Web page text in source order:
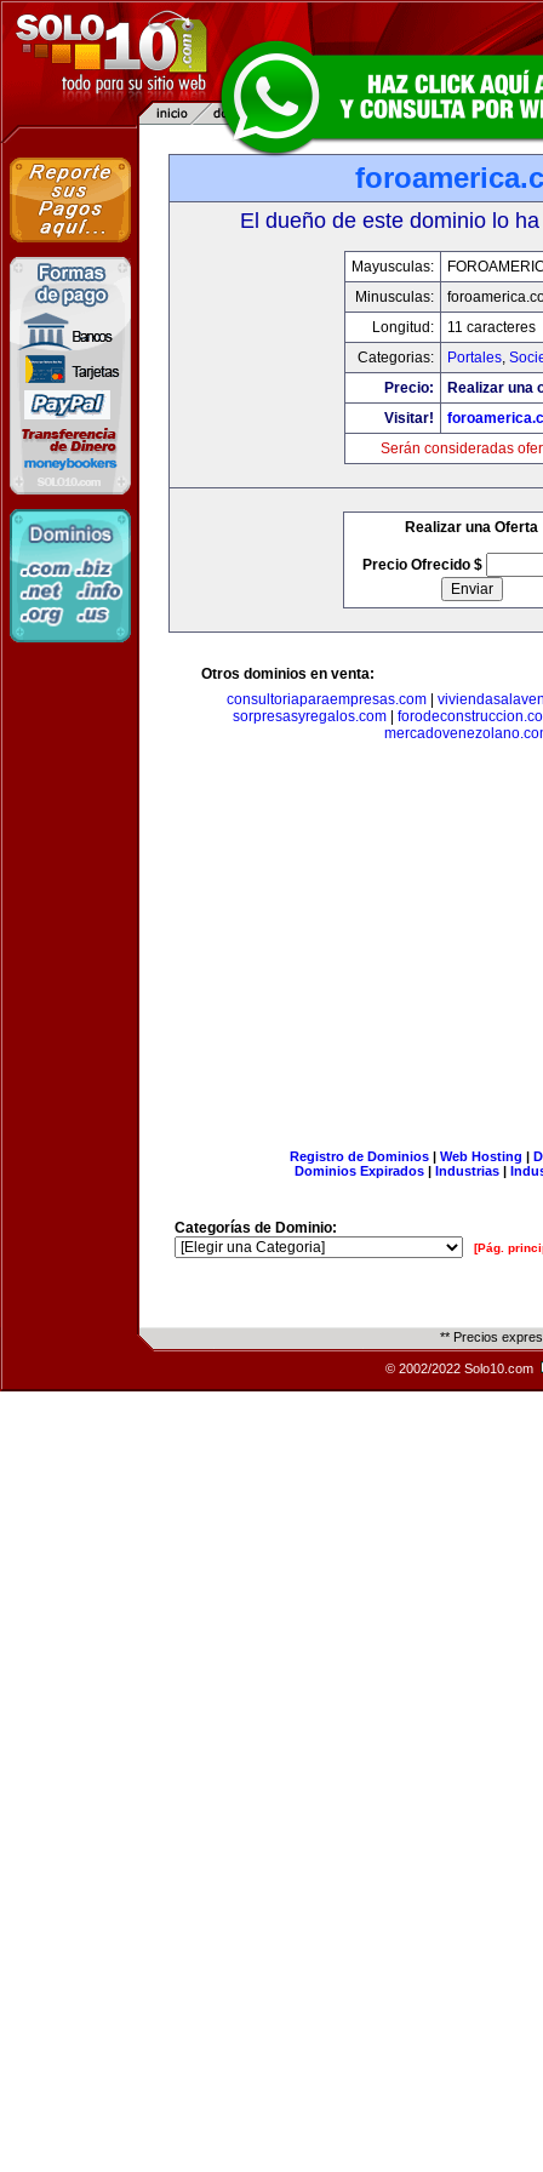
El dueño de este dominio lo
Mayusculas:
Minusculas:
Longitud:
11 caracteres
Categorias:
Portales,
Precio:
Realizar una
Visitar!
Serán consideradas
Realizar una Oferta
Precio Ofrecido $
Otros dominios en venta:
consultoriaparaempresas.com|
sorpresasyregalos.com|
Registro de Dominios| Web Hosting |
Dominios Expirados | Industrias |
Categorías de Dominio:
[Pág.
** Precios
© 2002/2022 Solo10.com